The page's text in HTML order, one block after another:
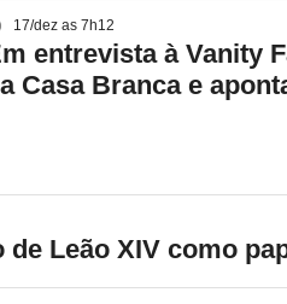
17/dez as 7h12
entrevista à Vanity
Casa Branca e
Leão XIV como